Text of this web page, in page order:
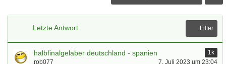
Letzte Antwort Filter
halbfinalgelaber deutschland - spanien
1k
rob077
7. Juli 2023 um 23:04